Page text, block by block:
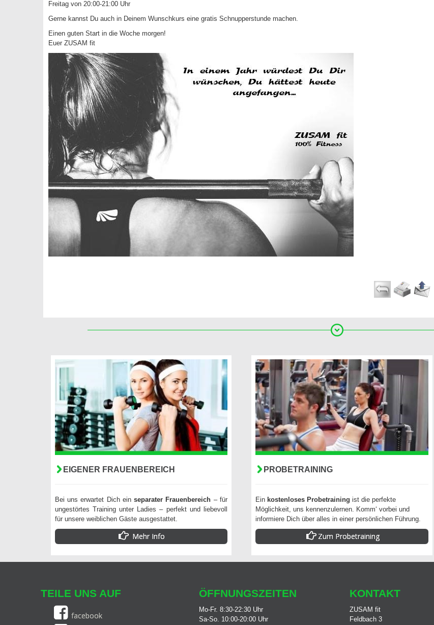
Freitag von 20:00-21:00 Uhr
Gerne kannst Du auch in Deinem Wunschkurs eine gratis Schnupperstunde machen.
Einen guten Start in die Woche morgen!
Euer ZUSAM fit
EIGENER FRAUENBEREICH
Bei uns erwartet Dich einseparater Frauenbereich – für
ungestörtes Training unter Ladies – perfekt und liebevoll
für unsere weiblichen Gäste ausgestattet.
Mehr Info
PROBETRAINING
Ein kostenloses Probetraining ist die perfekte
Möglichkeit, uns kennenzulernen. Komm‘ vorbei und
informiere Dich über alles in einer persönlichen Führung.
Zum Probetraining
TEILE UNS AUF
facebook
ÖFFNUNGSZEITEN
Mo-Fr. 8:30-22:30 Uhr
Sa-So. 10:00-20:00 Uhr
KONTAKT
ZUSAM fit
Feldbach 3